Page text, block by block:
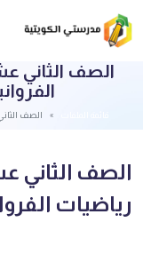
الصف الثاني
الفروانية
الصف الثاني
الصف الثاني
رياضيات الفروانية